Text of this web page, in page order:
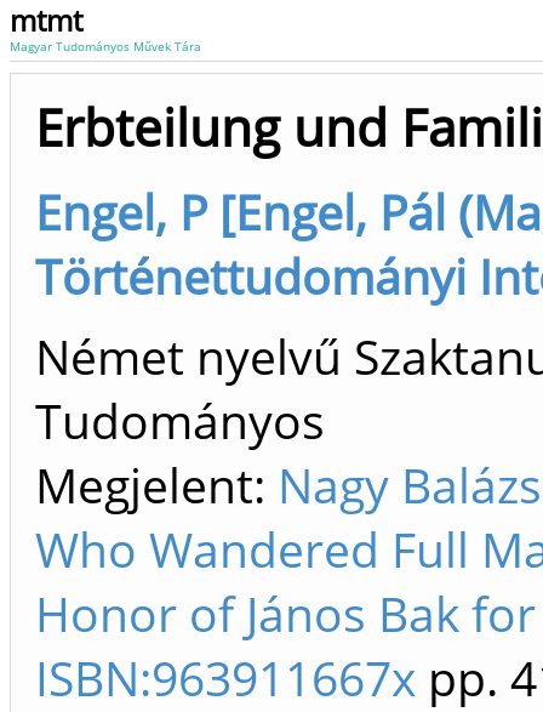
mtmt
Magyar Tudományos Művek Tára
Erbteilung und
Engel, P [Engel, Pál
Történettudományi
Német nyelvű
Tudományos
Megjelent: Nagy
Who Wandered Full
Honor of János Bak
ISBN:963911667x pp.